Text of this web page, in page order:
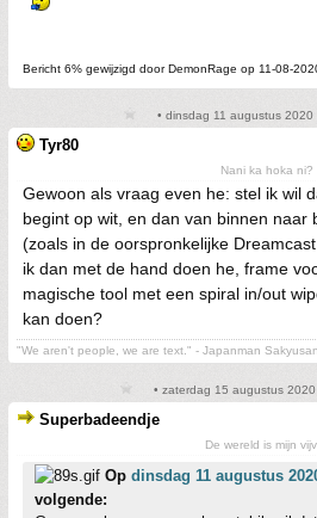
Bericht 6% gewijzigd door DemonRage op 11-08-
• dinsdag 11 augustus 2020
Tyr80
Nani ka hoka ni?
Gewoon als vraag even he: stel ik wil
begint op wit, en dan van binnen naar
(zoals in de oorspronkelijke
ik dan met de hand doen he, frame
magische tool met een spiral in/out
kan doen?
"We aren't people, we are text." - Japanman
• zaterdag 15 augustus
Superbadeendje
De wereld is mijn
Op dinsdag 11 augustus
volgende: